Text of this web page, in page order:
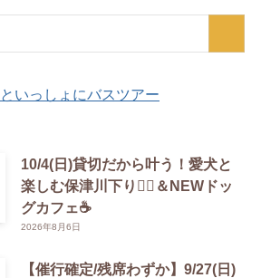
10/4(日)貸切だから叶う！愛犬と
楽しむ保津川下り🚣‍♀️＆NEWドッ
グカフェ☕️
2026年8月6日
【催行確定/残席わずか】9/27(日)